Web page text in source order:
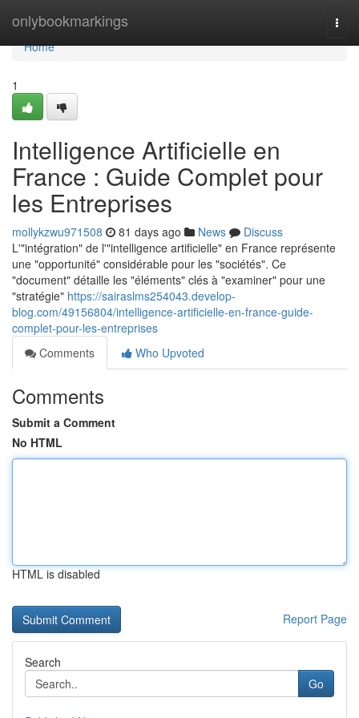
onlybookmarkings
Home
Home
1
Intelligence Artificielle en
France : Guide Complet pour
les Entreprises
mollykzwu971508 81 days ago News
Discuss
L'"intégration" de l'"intelligence artificielle" en France représente
une "opportunité" considérable pour les "sociétés". Ce
"document" détaille les "éléments" clés à "examiner" pour une
"stratégie" https://sairaslms254043.develop-
blog.com/49156804/intelligence-artificielle-en-france-guide-
complet-pour-les-entreprises
Comments
Who Upvoted
Comments
Submit a Comment
No HTML
HTML is disabled
Report Page
Search
Go